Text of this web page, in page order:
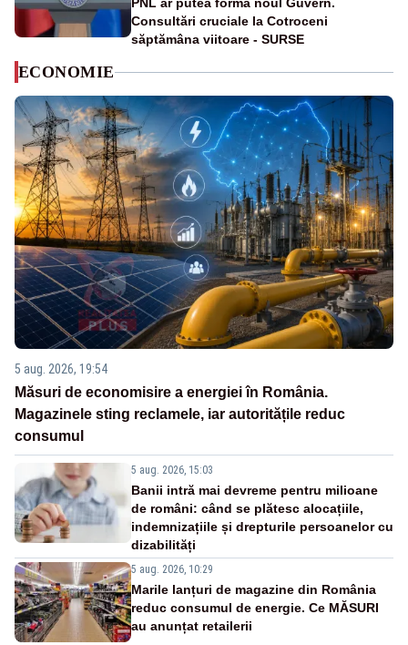
Consultări cruciale la Cotroceni
săptămâna viitoare - SURSE
ECONOMIE
5 aug. 2026, 19:54
Măsuri de economisire a energiei în România.
Magazinele sting reclamele, iar autoritățile reduc
consumul
5 aug. 2026, 15:03
Banii intră mai devreme pentru milioane
de români: când se plătesc alocațiile,
indemnizațiile și drepturile persoanelor cu
dizabilități
5 aug. 2026, 10:29
Marile lanțuri de magazine din România
reduc consumul de energie. Ce MĂSURI
au anunțat retailerii